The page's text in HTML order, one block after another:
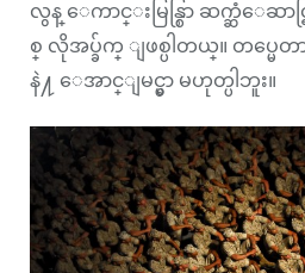
လွန္ ေကာင္းမြန္စြာ ဆက္ဆံေဆာ
စ္ လိုအပ္ခ်က္ ျဖစ္ပါတယ္။ တပ္မ
နဲ႔ ေအာင္ျမင္မွာ မဟုတ္ပါဘူး။